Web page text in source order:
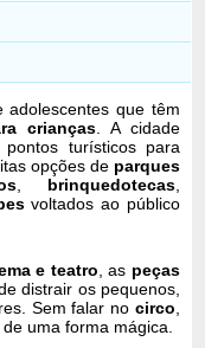
adolescentes que têm
crianças . A cidade
turísticos para
opções de parques
brinquedotecas,
voltados ao público
e teatro , as peças
distrair os pequenos,
Sem falar no circo
uma forma mágica.